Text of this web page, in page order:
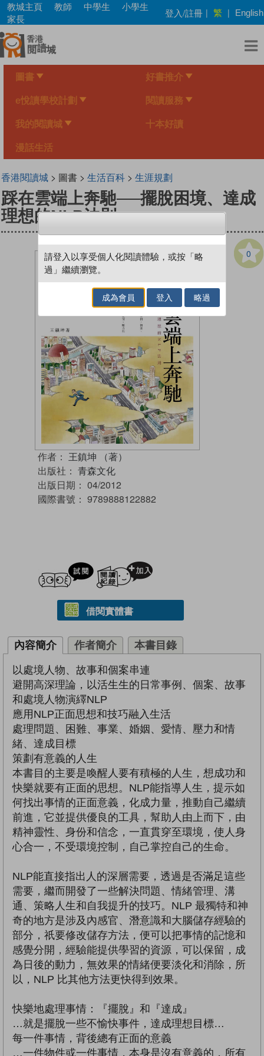
Skip
main
content
教城主頁 教師 中學生
小學生
家長
登入/註冊 | 繁 | English
圖書 好書推介
e悅讀學校計劃 閱讀服務
我的閱讀城 十本好讀
漫話生活
香港閱讀城> 圖書 > 生活百科> 生涯規劃
踩在雲端上奔馳──擺脫困境、達成
理想的NLP法則
0
作者： 王鎮坤 （著）
出版社： 青森文化
出版日期： 04/2012
國際書號： 9789888122882
試閲
借閱實體書
內容簡介 作者簡介 本書目錄
以處境人物、故事和個案串連
避開高深理論，以活生生的日常事例、個案、故事
和處境人物演繹NLP
應用NLP正面思想和技巧融入生活
處理問題、困難、事業、婚姻、愛情、壓力和情
緒、達成目標
策劃有意義的人生
本書目的主要是喚醒人要有積極的人生，想成功和
快樂就要有正面的思想。NLP能指導人生，提示如
何找出事情的正面意義，化成力量，推動自己繼續
前進，它並提供優良的工具，幫助人由上而下，由
精神靈性、身份和信念，一直貫穿至環境，使人身
心合一，不受環境控制，自己掌控自己的生命。
NLP能直接指出人的深層需要，透過是否滿足這些
需要，繼而開發了一些解決問題、情緒管理、溝
通、策略人生和自我提升的技巧。NLP 最獨特和神
奇的地方是涉及內感官、潛意識和大腦儲存經驗的
部分，祇要修改儲存方法，便可以把事情的記憶和
感覺分開，經驗能提供學習的資源，可以保留，成
為日後的動力，無效果的情緒便要淡化和消除，所
以，NLP 比其他方法更快得到效果。
快樂地處理事情：『擺脫』和『達成』
…就是擺脫一些不愉快事件，達成理想目標…
每一件事情，背後總有正面的意義
…一件物件或一件事情，本身是沒有意義的，所有
請登入以享受個人化閱讀體驗，或按「略
過」繼續瀏覽。
成為會員 登入 略過